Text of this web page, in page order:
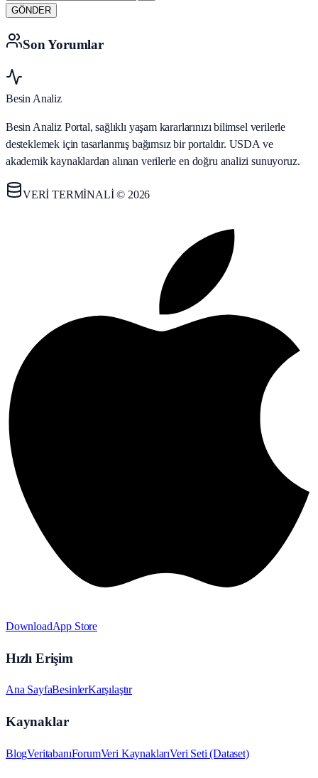
GÖNDER
Son Yorumlar
Besin Analiz
Besin Analiz Portal, sağlıklı yaşam kararlarınızı bilimsel verilerle
desteklemek için tasarlanmış bağımsız bir portaldır. USDA ve
akademik kaynaklardan alınan verilerle en doğru analizi sunuyoruz.
VERİ TERMİNALİ © 2026
DownloadApp Store
Hızlı Erişim
Ana SayfaBesinlerKarşılaştır
Kaynaklar
BlogVeritabanıForumVeri KaynaklarıVeri Seti (Dataset)